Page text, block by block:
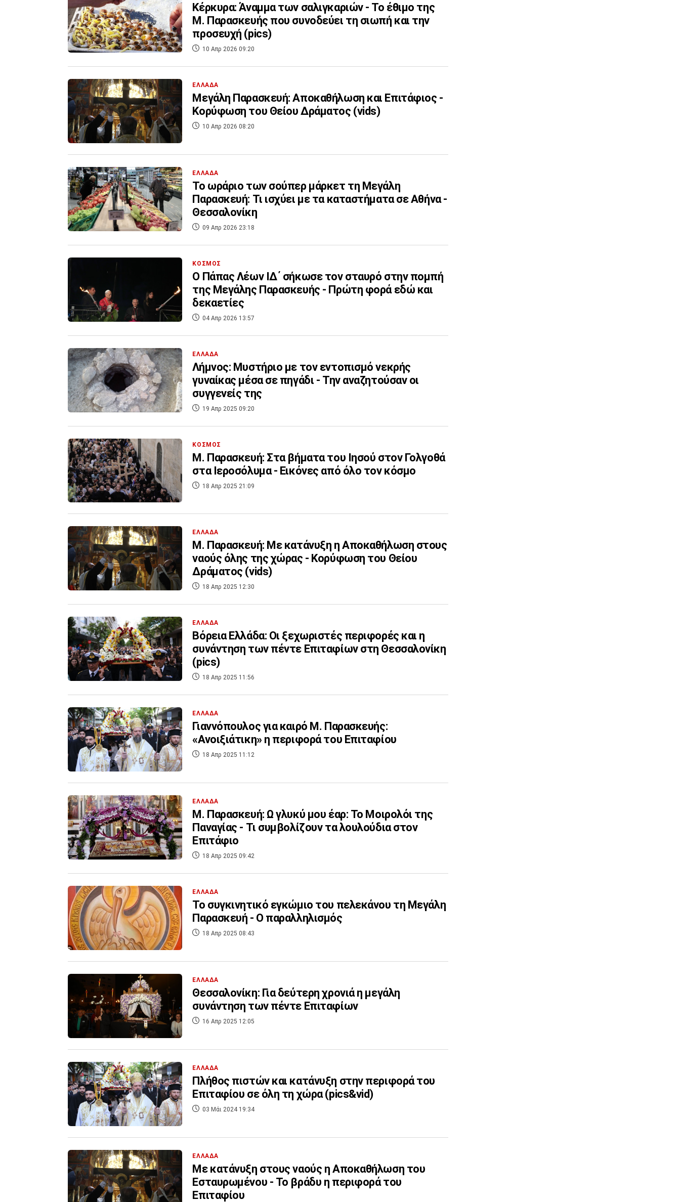
Κέρκυρα: Άναμμα των σαλιγκαριών - Το έθιμο της
Μ. Παρασκευής που συνοδεύει τη σιωπή και την
προσευχή (pics)
10 Απρ 2026 09:20
ΕΛΛΑΔΑ
Μεγάλη Παρασκευή: Αποκαθήλωση και Επιτάφιος -
Κορύφωση του Θείου Δράματος (vids)
10 Απρ 2026 08:20
ΕΛΛΑΔΑ
Το ωράριο των σούπερ μάρκετ τη Μεγάλη
Παρασκευή: Τι ισχύει με τα καταστήματα σε Αθήνα -
Θεσσαλονίκη
09 Απρ 2026 23:18
ΚΟΣΜΟΣ
Ο Πάπας Λέων ΙΔ΄ σήκωσε τον σταυρό στην πομπή
της Μεγάλης Παρασκευής - Πρώτη φορά εδώ και
δεκαετίες
04 Απρ 2026 13:57
ΕΛΛΑΔΑ
Λήμνος: Μυστήριο με τον εντοπισμό νεκρής
γυναίκας μέσα σε πηγάδι - Την αναζητούσαν οι
συγγενείς της
19 Απρ 2025 09:20
ΚΟΣΜΟΣ
Μ. Παρασκευή: Στα βήματα του Ιησού στον Γολγοθά
στα Ιεροσόλυμα - Εικόνες από όλο τον κόσμο
18 Απρ 2025 21:09
ΕΛΛΑΔΑ
Μ. Παρασκευή: Με κατάνυξη η Αποκαθήλωση στους
ναούς όλης της χώρας - Κορύφωση του Θείου
Δράματος (vids)
18 Απρ 2025 12:30
ΕΛΛΑΔΑ
Βόρεια Ελλάδα: Οι ξεχωριστές περιφορές και η
συνάντηση των πέντε Επιταφίων στη Θεσσαλονίκη
(pics)
18 Απρ 2025 11:56
ΕΛΛΑΔΑ
Γιαννόπουλος για καιρό Μ. Παρασκευής:
«Ανοιξιάτικη» η περιφορά του Επιταφίου
18 Απρ 2025 11:12
ΕΛΛΑΔΑ
Μ. Παρασκευή: Ω γλυκύ μου έαρ: Το Μοιρολόι της
Παναγίας - Τι συμβολίζουν τα λουλούδια στον
Επιτάφιο
18 Απρ 2025 09:42
ΕΛΛΑΔΑ
Το συγκινητικό εγκώμιο του πελεκάνου τη Μεγάλη
Παρασκευή - Ο παραλληλισμός
18 Απρ 2025 08:43
ΕΛΛΑΔΑ
Θεσσαλονίκη: Για δεύτερη χρονιά η μεγάλη
συνάντηση των πέντε Επιταφίων
16 Απρ 2025 12:05
ΕΛΛΑΔΑ
Πλήθος πιστών και κατάνυξη στην περιφορά του
Επιταφίου σε όλη τη χώρα (pics&vid)
03 Μάι 2024 19:34
ΕΛΛΑΔΑ
Με κατάνυξη στους ναούς η Αποκαθήλωση του
Εσταυρωμένου - Το βράδυ η περιφορά του
Επιταφίου